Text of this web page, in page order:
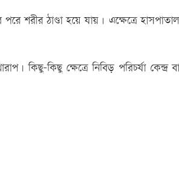
শরীর ঠাণ্ডা হয়ে যায়। এক্ষেত্রে
কিছু-কিছু ক্ষেত্রে নিবিড় পরিচর্যা